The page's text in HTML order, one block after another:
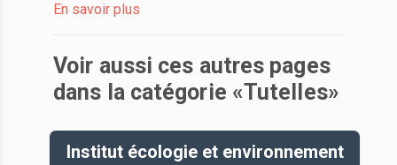
En savoir plus
Voir aussi ces autres pages
dans la catégorie «Tutelles»
Institut écologie et environnement